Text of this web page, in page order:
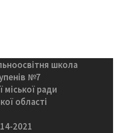
школа
№7
міської ради
області
2021